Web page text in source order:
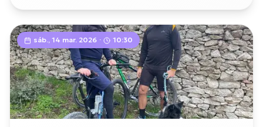
sáb., 14 mar. 2026 · 10:30